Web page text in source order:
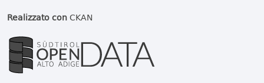
Realizzato conCKAN